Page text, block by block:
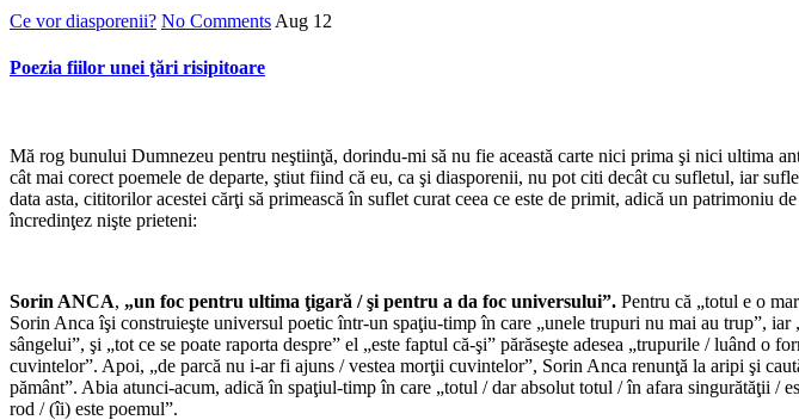
Ce vor diasporenii? No Comments Aug 12
Poezia fiilor unei ţări risipitoare
Mă rog bunului Dumnezeu pentru neştiinţă, dorindu-mi să nu fie această carte nici prima şi nici ultima
cât mai corect poemele de departe, ştiut fiind că eu, ca şi diasporenii, nu pot citi decât cu sufletul, iar
data asta, cititorilor acestei cărţi să primească în suflet curat ceea ce este de primit, adică un
încredinţez nişte prieteni:
Sorin ANCA, „un foc pentru ultima ţigară / şi pentru a da foc universului”. Pentru că „totul e o
Sorin Anca îşi construieşte universul poetic într-un spaţiu-timp în care „unele trupuri nu mai au trup”,
sângelui”, şi „tot ce se poate raporta despre” el „este faptul că-şi” părăseşte adesea „trupurile / luând
cuvintelor”. Apoi, „de parcă nu i-ar fi ajuns / vestea morţii cuvintelor”, Sorin Anca renunţă la aripi şi
pământ”. Abia atunci-acum, adică în spaţiul-timp în care „totul / dar absolut totul / în afara singurătăţii /
rod / (îi) este poemul”.